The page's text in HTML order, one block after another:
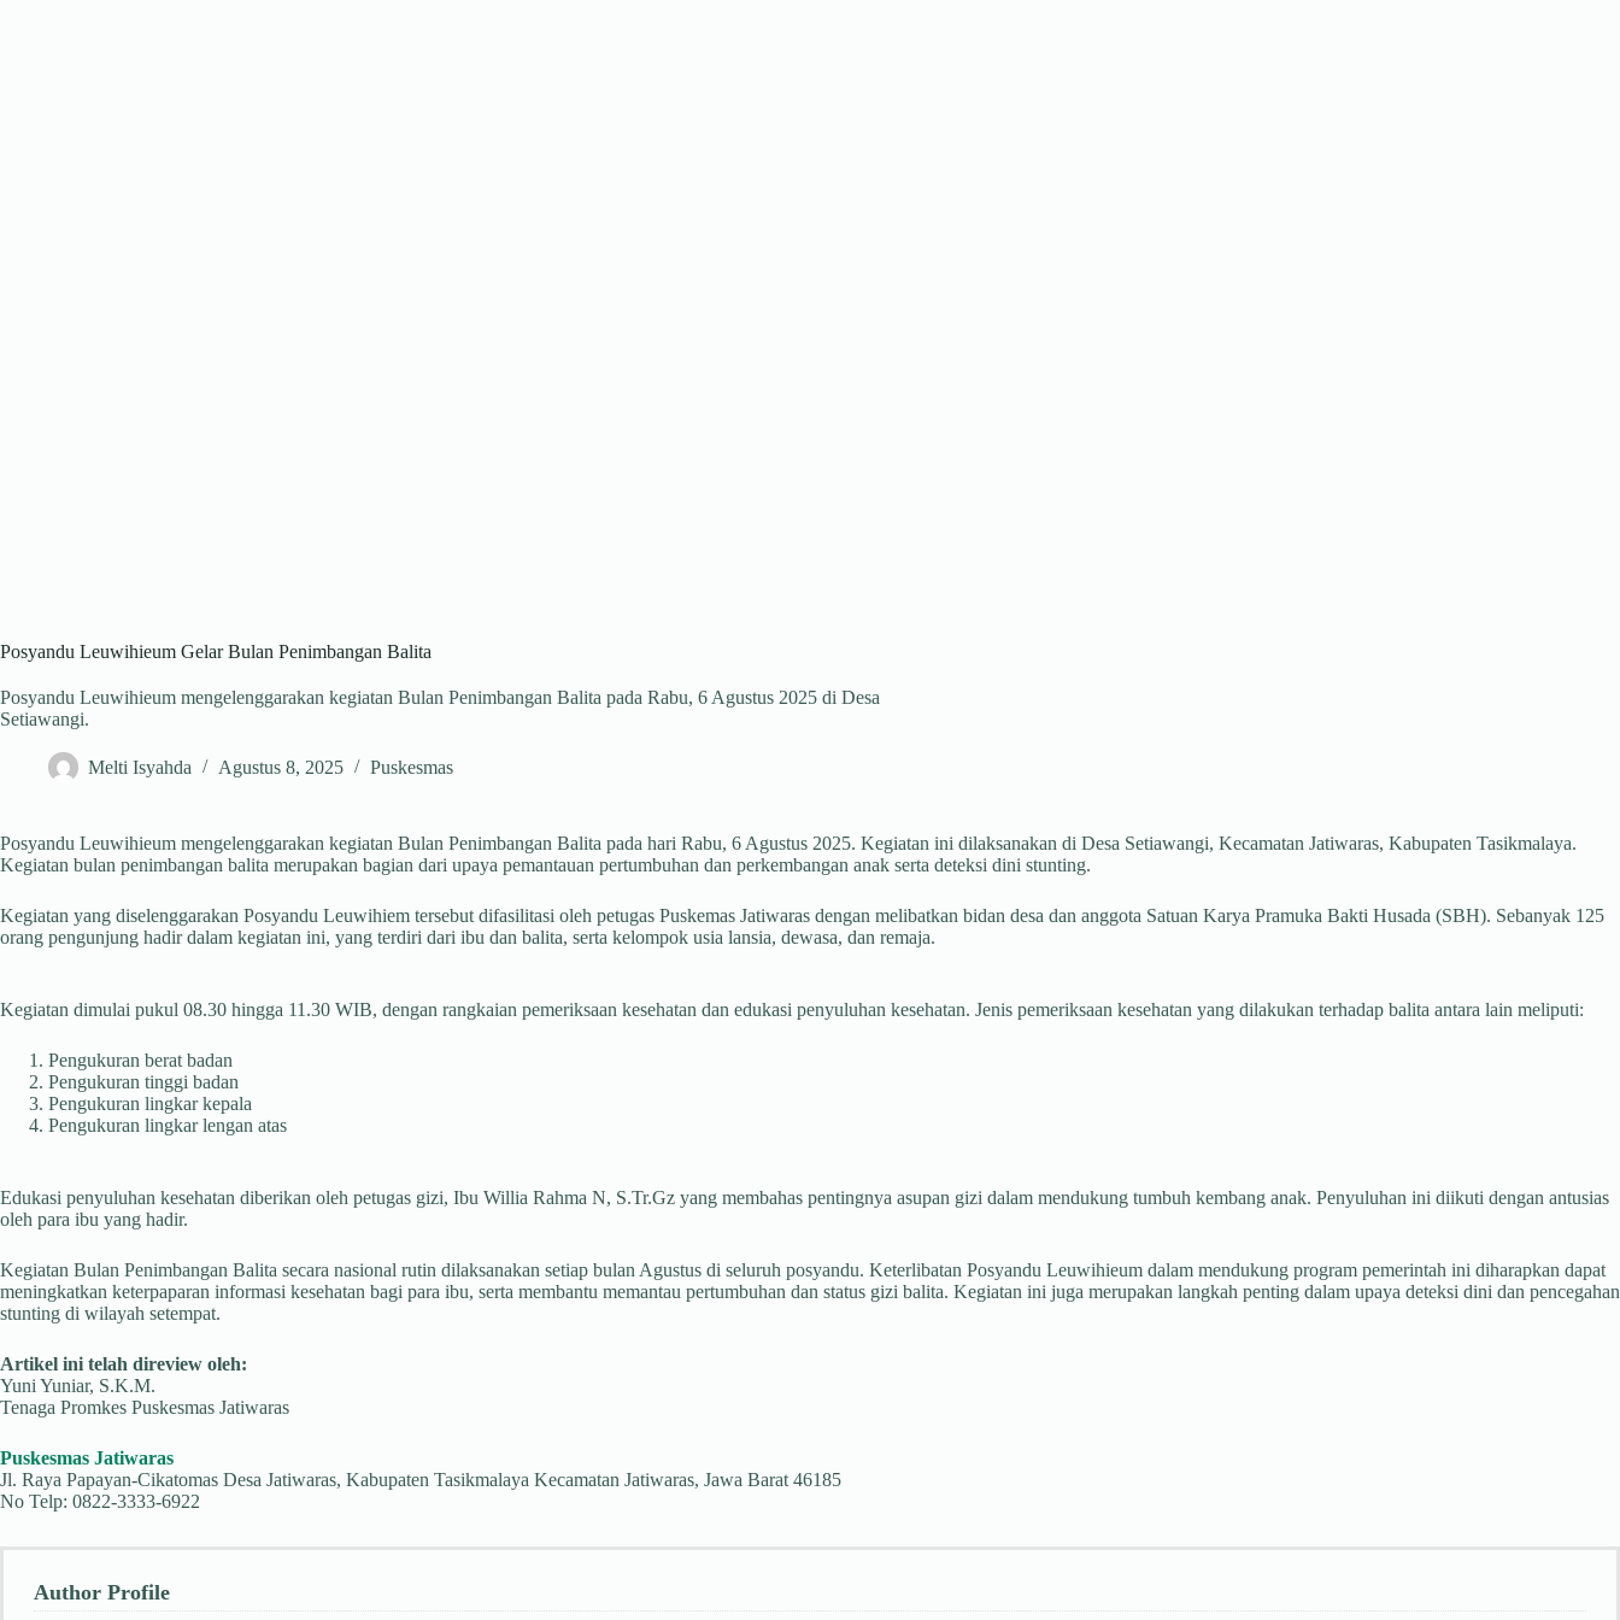
Posyandu Leuwihieum Gelar Bulan Penimbangan Balita
Posyandu Leuwihieum mengelenggarakan kegiatan Bulan Penimbangan Balita pada Rabu, 6 Agustus 2025 di Desa
Setiawangi.
Melti Isyahda Agustus 8, 2025 Puskesmas
Posyandu Leuwihieum mengelenggarakan kegiatan Bulan Penimbangan Balita pada hari Rabu, 6 Agustus 2025. Kegiatan ini dilaksanakan di Desa Setiawangi, Kecamatan Jatiwaras, Kabupaten Tasikmalaya.
Kegiatan bulan penimbangan balita merupakan bagian dari upaya pemantauan pertumbuhan dan perkembangan anak serta deteksi dini stunting.
Kegiatan yang diselenggarakan Posyandu Leuwihiem tersebut difasilitasi oleh petugas Puskemas Jatiwaras dengan melibatkan bidan desa dan anggota Satuan Karya Pramuka Bakti Husada (SBH). Sebanyak 125
orang pengunjung hadir dalam kegiatan ini, yang terdiri dari ibu dan balita, serta kelompok usia lansia, dewasa, dan remaja.
Kegiatan dimulai pukul 08.30 hingga 11.30 WIB, dengan rangkaian pemeriksaan kesehatan dan edukasi penyuluhan kesehatan. Jenis pemeriksaan kesehatan yang dilakukan terhadap balita antara lain meliputi:
Pengukuran berat badan
Pengukuran tinggi badan
Pengukuran lingkar kepala
Pengukuran lingkar lengan atas
Edukasi penyuluhan kesehatan diberikan oleh petugas gizi, Ibu Willia Rahma N, S.Tr.Gz yang membahas pentingnya asupan gizi dalam mendukung tumbuh kembang anak. Penyuluhan ini diikuti dengan antusias
oleh para ibu yang hadir.
Kegiatan Bulan Penimbangan Balita secara nasional rutin dilaksanakan setiap bulan Agustus di seluruh posyandu. Keterlibatan Posyandu Leuwihieum dalam mendukung program pemerintah ini diharapkan dapat
meningkatkan keterpaparan informasi kesehatan bagi para ibu, serta membantu memantau pertumbuhan dan status gizi balita. Kegiatan ini juga merupakan langkah penting dalam upaya deteksi dini dan pencegahan
stunting di wilayah setempat.
Artikel ini telah direview oleh:
Yuni Yuniar, S.K.M.
Tenaga Promkes Puskesmas Jatiwaras
Puskesmas Jatiwaras
Jl. Raya Papayan-Cikatomas Desa Jatiwaras, Kabupaten Tasikmalaya Kecamatan Jatiwaras, Jawa Barat 46185
No Telp: 0822-3333-6922
Author Profile